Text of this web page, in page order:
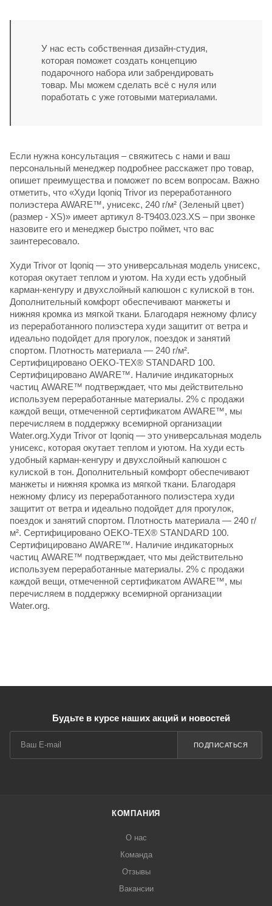
У нас есть собственная дизайн-студия,
которая поможет создать концепцию
подарочного набора или забрендировать
товар. Мы можем сделать всё с нуля или
поработать с уже готовыми материалами.
Если нужна консультация – свяжитесь с нами и ваш
персональный менеджер подробнее расскажет про товар,
опишет преимущества и поможет по всем вопросам. Важно
отметить, что «Худи Iqoniq Trivor из переработанного
полиэстера AWARE™, унисекс, 240 г/м² (Зеленый цвет)
(размер - XS)» имеет артикул 8-T9403.023.XS – при звонке
назовите его и менеджер быстро поймет, что вас
заинтересовало.
Худи Trivor от Iqoniq — это универсальная модель унисекс,
которая окутает теплом и уютом. На худи есть удобный
карман-кенгуру и двухслойный капюшон с кулиской в тон.
Дополнительный комфорт обеспечивают манжеты и
нижняя кромка из мягкой ткани. Благодаря нежному флису
из переработанного полиэстера худи защитит от ветра и
идеально подойдет для прогулок, поездок и занятий
спортом. Плотность материала — 240 г/м².
Сертифицировано OEKO-TEX® STANDARD 100.
Сертифицировано AWARE™. Наличие индикаторных
частиц AWARE™ подтверждает, что мы действительно
используем переработанные материалы. 2% с продажи
каждой вещи, отмеченной сертификатом AWARE™, мы
перечисляем в поддержку всемирной организации
Water.org.Худи Trivor от Iqoniq — это универсальная модель
унисекс, которая окутает теплом и уютом. На худи есть
удобный карман-кенгуру и двухслойный капюшон с
кулиской в тон. Дополнительный комфорт обеспечивают
манжеты и нижняя кромка из мягкой ткани. Благодаря
нежному флису из переработанного полиэстера худи
защитит от ветра и идеально подойдет для прогулок,
поездок и занятий спортом. Плотность материала — 240 г/
м². Сертифицировано OEKO-TEX® STANDARD 100.
Сертифицировано AWARE™. Наличие индикаторных
частиц AWARE™ подтверждает, что мы действительно
используем переработанные материалы. 2% с продажи
каждой вещи, отмеченной сертификатом AWARE™, мы
перечисляем в поддержку всемирной организации
Water.org.
Будьте в курсе наших акций и новостей
ПОДПИСАТЬСЯ
КОМПАНИЯ
О нас
Команда
Отзывы
Вакансии